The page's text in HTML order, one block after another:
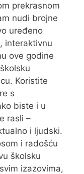
prekrasnom
nudi brojne
uređeno
interaktivnu
ove godine
Koristite
s
biste i u
rasli –
i ljudski.
i radošću
školsku
izazovima,